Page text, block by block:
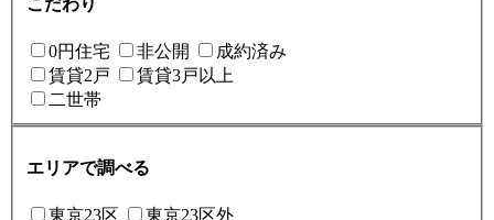
こだわり
0円住宅 非公開
成約済み
賃貸2戸
賃貸3戸以上
二世帯
エリアで調べる
東京23区
東京23区外